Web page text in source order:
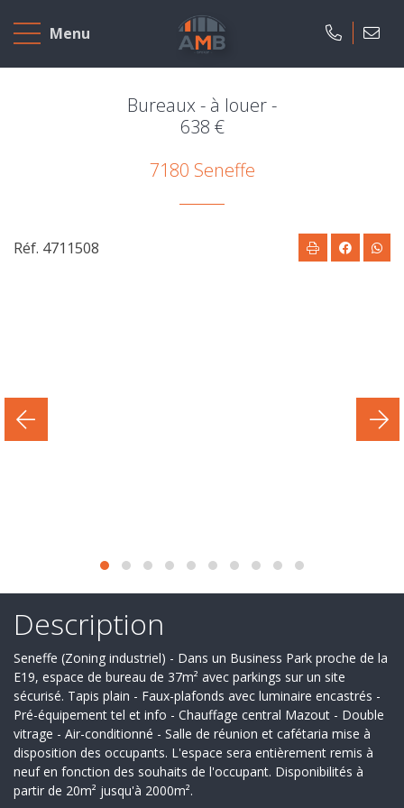
Menu
Accueil
A
neufs
Derniers
deals
Ils
nous
font
confiance
Contact
Bureaux - à louer -
638 €
7180 Seneffe
Description
Seneffe (Zoning industriel) - Dans un Business Park proche de la
E19, espace de bureau de 37m² avec parkings sur un site
sécurisé. Tapis plain - Faux-plafonds avec luminaire encastrés -
Pré-équipement tel et info - Chauffage central Mazout - Double
vitrage - Air-conditionné - Salle de réunion et cafétaria mise à
disposition des occupants. L'espace sera entièrement remis à
neuf en fonction des souhaits de l'occupant. Disponibilités à
partir de 20m² jusqu'à 2000m².
Réf. 4711508